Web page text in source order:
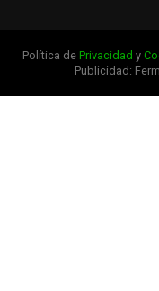
Política de Privacidad y
Publicidad: